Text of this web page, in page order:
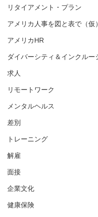
リタイアメント・プラン
アメリカ人事を図と表で（仮）
アメリカHR
ダイバーシティ＆インクルー
求人
リモートワーク
メンタルヘルス
差別
トレーニング
解雇
面接
企業文化
健康保険